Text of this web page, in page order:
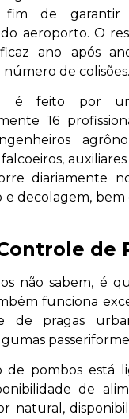
fim de garantir
aeroporto. O
ano após
de colisões.
é feito por
16
auxiliares
diariamente
e decolagem,
de
não sabem, é
funciona
de pragas
de pombos está
de
natural,